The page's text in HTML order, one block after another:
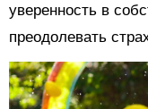
уверенность в
преодолевать